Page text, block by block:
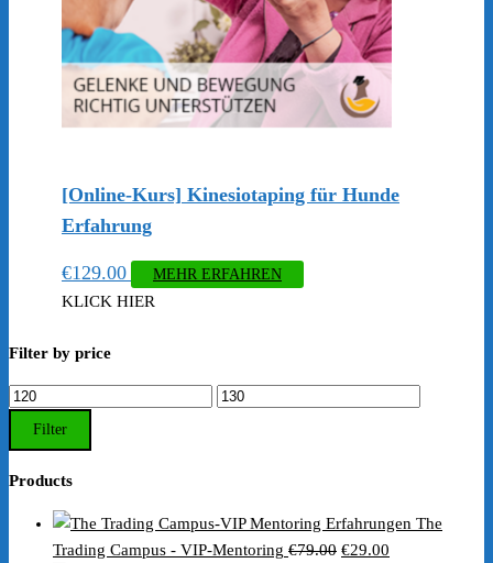
[Online-Kurs] Kinesiotaping für Hunde
Erfahrung
€129.00 MEHR ERFAHREN
KLICK HIER
Filter by price
Min.
Preis
Max.
Filter
Products
The
Trading Campus - VIP-Mentoring €79.00 Ursprünglicher
€29.00